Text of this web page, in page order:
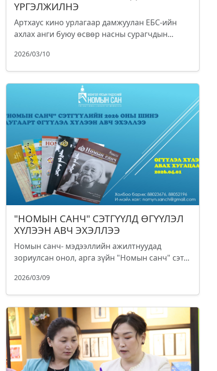
ҮРГЭЛЖИЛНЭ
Артхаус кино урлагаар дамжуулан ЕБС-ийн
ахлах анги буюу өсвөр насны сурагчдын...
2026/03/10
"НОМЫН САНЧ" СЭТГҮҮЛД ӨГҮҮЛЭЛ
ХҮЛЭЭН АВЧ ЭХЭЛЛЭЭ
Номын санч- мэдээллийн ажилтнуудад
зориулсан онол, арга зүйн "Номын санч" сэт...
2026/03/09